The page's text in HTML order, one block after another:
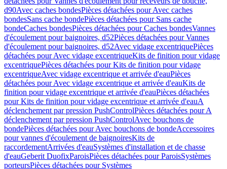
d90Avec caches bondesPièces détachées pour Avec caches
bondesSans cache bondePièces détachées pour Sans cache
bondeCaches bondesPièces détachées pour Caches bondesVannes
d'écoulement pour baignoires, d52Pièces détachées pour Vannes
d'écoulement pour baignoires, d52Avec vidage excentriquePièces
détachées pour Avec vidage excentriqueKits de finition pour vidage
excentriquePièces détachées pour Kits de finition pour vidage
excentriqueAvec vidage excentrique et arrivée d'eauPièces
détachées pour Avec vidage excentrique et arrivée d'eauKits de
finition pour vidage excentrique et arrivée d'eauPièces détachées
pour Kits de finition pour vidage excentrique et arrivée d'eauA
déclenchement par pression PushControlPièces détachées pour A
déclenchement par pression PushControlAvec bouchons de
bondePièces détachées pour Avec bouchons de bondeAccessoires
pour vannes d'écoulement de baignoiresKits de
raccordementArrivées d'eauSystèmes d'installation et de chasse
d'eauGeberit DuofixParoisPièces détachées pour ParoisSystèmes
porteursPièces détachées pour Systèmes